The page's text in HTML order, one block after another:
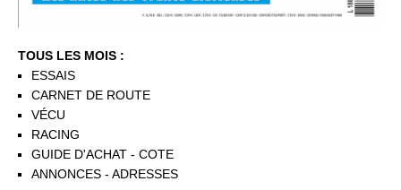
TOUS LES MOIS :
ESSAIS
CARNET DE ROUTE
VÉCU
RACING
GUIDE D'ACHAT - COTE
ANNONCES - ADRESSES